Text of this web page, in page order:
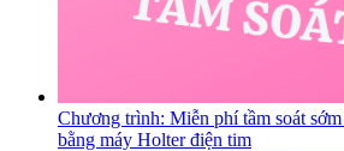
Chương trình: Miễn phí tầm soát
bằng máy Holter điện tim